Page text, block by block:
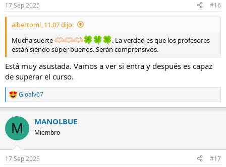
e
s
17 Sep 2025 #16
albertoml_11.07 dijo:
Mucha suerte
. La verdad es que los profesores
están siendo súper buenos. Serán comprensivos.
Está muy asustada. Vamos a ver si entra y después es capaz
de superar el curso.
R
e
c
i
e
Gloalv67
M MANOLBUE
Miembro
17 Sep 2025 #17